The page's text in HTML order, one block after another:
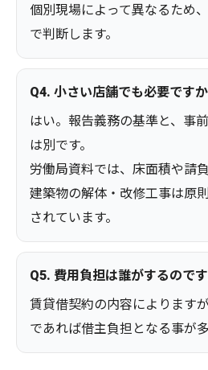
個別現場によって異なるため
で判断します。
Q4. 小さい店舗でも必要ですか
はい。報告義務の基準と、事
は別です。
労働局資料では、床面積や請
建築物の解体・改修工事は原
されています。
Q5. 費用負担は誰がするので
賃貸借契約の内容によります
であれば借主負担となる事が多